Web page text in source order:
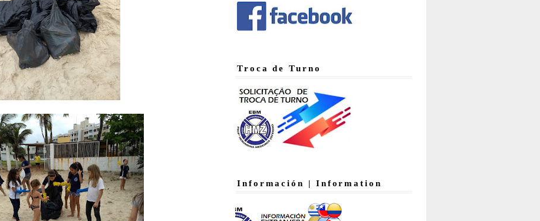
Troca de Turno
Información | Information